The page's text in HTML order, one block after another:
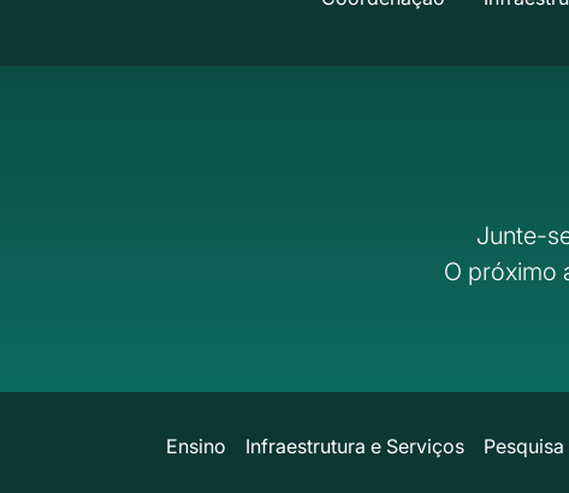
Junte-
O próximo
Ensino Infraestrutura e Serviços Pesquisa